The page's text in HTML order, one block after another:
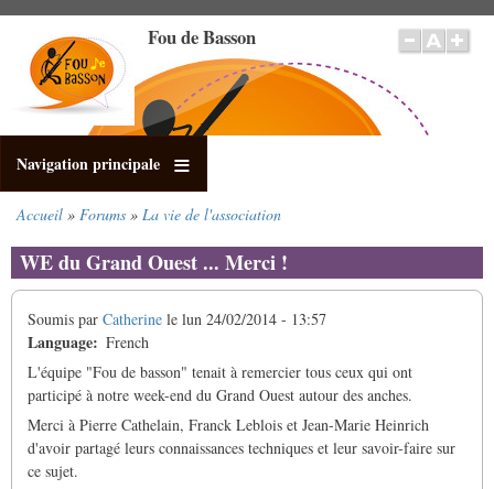
contenu
principal
Fou de Basson
Navigation principale
d'Ariane
Accueil Forums La vie de l'association
WE du Grand Ouest ... Merci !
Soumis par Catherine le lun 24/02/2014 - 13:57
Language
French
L'équipe "Fou de basson" tenait à remercier tous ceux qui ont
participé à notre week-end du Grand Ouest autour des anches.
Merci à Pierre Cathelain, Franck Leblois et Jean-Marie Heinrich
d'avoir partagé leurs connaissances techniques et leur savoir-faire sur
ce sujet.